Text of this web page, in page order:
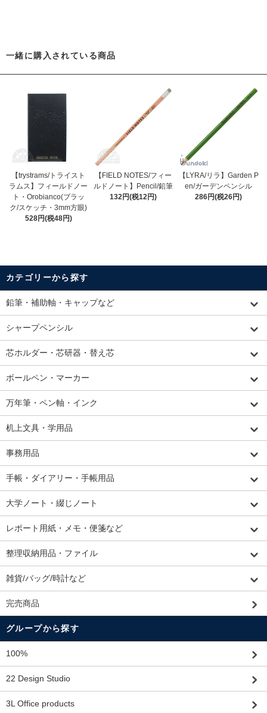
一緒に購入されている商品
【trystrams/トライスト
ラムス】フィールドノー
ト・Orobianco(ブラッ
ク/スケッチ・3mm方眼)
528円(税48円)
【FIELD NOTES/フィー
ルドノート】Pencil/鉛筆
132円(税12円)
【LYRA/リラ】Garden P
en/ガーデンペンシル
286円(税26円)
カテゴリーから探す
鉛筆・補助軸・キャップなど
シャープペンシル
芯ホルダー・芯研器・替え芯
ボールペン・マーカー
万年筆・ペン軸・インク
机上文具・学用品
事務用品
手帳・ダイアリー・手帳用品
大学ノート・綴じノート
レポート用紙・メモ・便箋など
整理収納用品・ファイル
雑貨/バッグ/時計など
完売商品
グループから探す
100%
22 Design Studio
3L Office products